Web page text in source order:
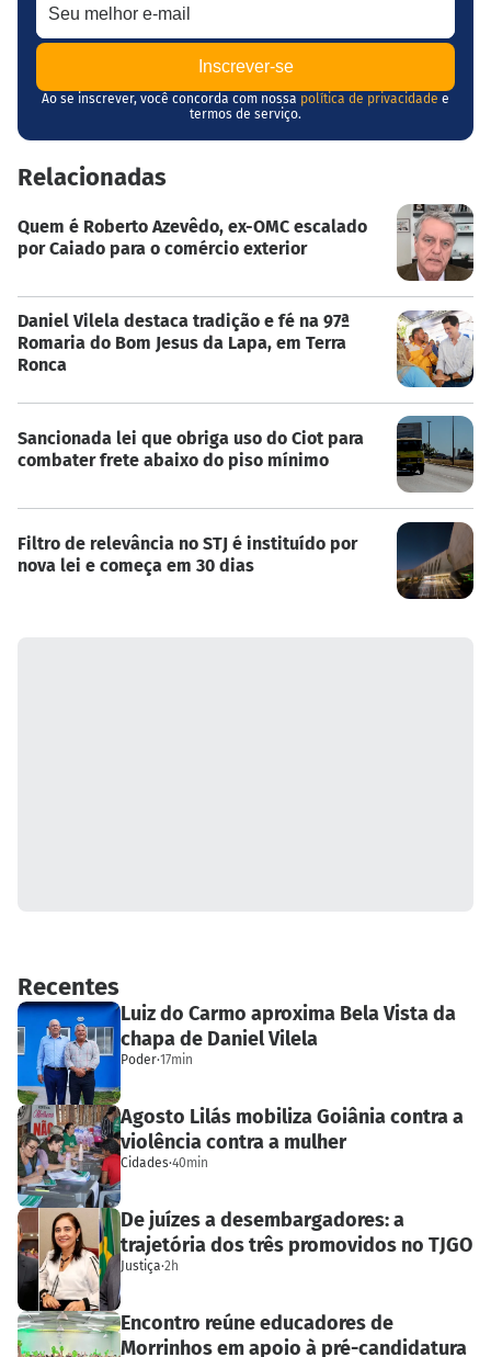
Ao se inscrever, você concorda com nossa política de privacidade e
termos de serviço.
Relacionadas
Quem é Roberto Azevêdo, ex-OMC escalado
por Caiado para o comércio exterior
Daniel Vilela destaca tradição e fé na 97ª
Romaria do Bom Jesus da Lapa, em Terra
Ronca
Sancionada lei que obriga uso do Ciot para
combater frete abaixo do piso mínimo
Filtro de relevância no STJ é instituído por
nova lei e começa em 30 dias
Recentes
Luiz do Carmo aproxima Bela Vista da
chapa de Daniel Vilela
Poder·17min
Agosto Lilás mobiliza Goiânia contra a
violência contra a mulher
Cidades·40min
De juízes a desembargadores: a
trajetória dos três promovidos no TJGO
Justiça·2h
Encontro reúne educadores de
Morrinhos em apoio à pré-candidatura